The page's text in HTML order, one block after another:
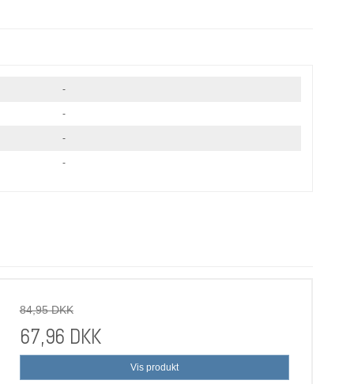
-
-
-
-
84,95 DKK
67,96 DKK
Vis produkt